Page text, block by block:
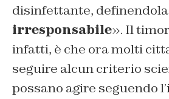
disinfettante,
irresponsabile». Il
infatti, è che ora molti
seguire alcun criterio
possano agire seguendo